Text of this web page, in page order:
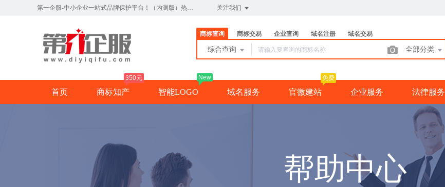
第一企服-中小企业一站式品牌保护平台！（内测版）热线：0791-82327890 关注我们
商标查询 商标交易 企业查询 域名注册 域名交易
综合查询 全部分类
首页 商标知产
350元
智能LOGO
New
域名服务 官微建站
免费
企业服务 法律服务
帮助中心